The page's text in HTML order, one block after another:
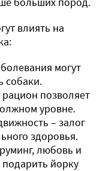
влиять на
могут
собаки.
позволяет
уровне.
– залог
здоровья.
любовь и
подарить йорку